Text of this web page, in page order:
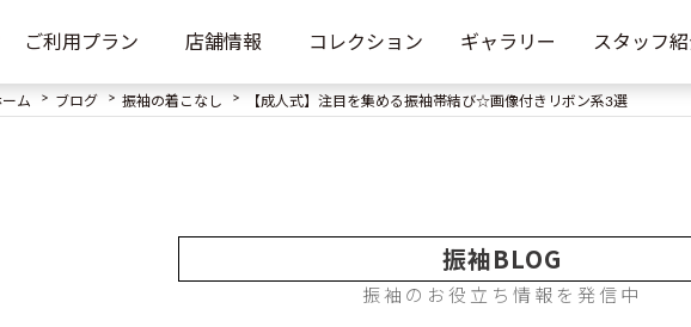
ご利用プラン 店舗情報 コレクション ギャラリー スタッフ
ーム ブログ 振袖の着こなし 【成人式】注目を集める振袖帯結び☆画像付きリボン系3選
振袖BLOG
振袖のお役立ち情報を発信中